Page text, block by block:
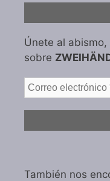
Únete al
sobre
También nos